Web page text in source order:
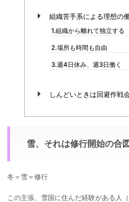
組織苦手系による理想の
1.組織から離れて独立する
2.場所も時間も自由
3.週4日休み、週3日働く
しんどいときは回避作戦
雪、それは修行開始の合図
冬＝雪＝修行
この主張、雪国に住んだ経験がある人